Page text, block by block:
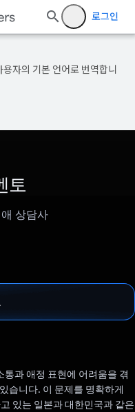
로그인
자의 기본 언어로 번역합니
토
상담사
과 애정 표현에 어려움을 겪
습니다. 이 문제를 명확하게
있는 일본과 대한민국과 같은